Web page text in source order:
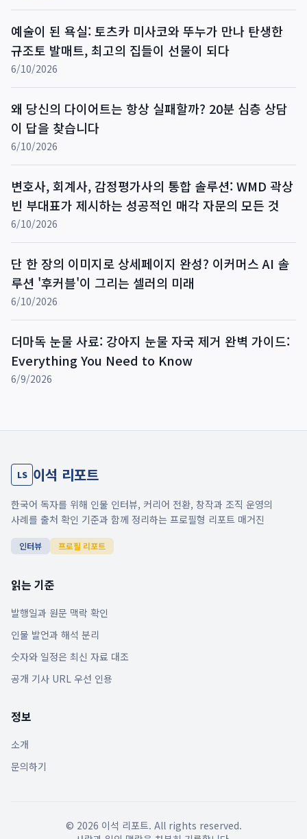
예술이 된 욕실: 토츠카 미사코와 뚜누가 만나 탄생한
규조토 발매트, 최고의 집들이 선물이 되다
6/10/2026
왜 당신의 다이어트는 항상 실패할까? 20분 심층 상담
이 답을 찾습니다
6/10/2026
변호사, 회계사, 감정평가사의 통합 솔루션: WMD 곽상
빈 부대표가 제시하는 성공적인 매각 자문의 모든 것
6/10/2026
단 한 장의 이미지로 상세페이지 완성? 이커머스 AI 솔
루션 '후커블'이 그리는 셀러의 미래
6/10/2026
더마독 눈물 사료: 강아지 눈물 자국 제거 완벽 가이드:
Everything You Need to Know
6/9/2026
LS 이석 리포트
한국어 독자를 위해 인물 인터뷰, 커리어 전환, 창작과 조직 운영의
사례를 출처 확인 기준과 함께 정리하는 프로필형 리포트 매거진
인터뷰 프로필 리포트
읽는 기준
발행일과 원문 맥락 확인
인물 발언과 해석 분리
숫자와 일정은 최신 자료 대조
공개 기사 URL 우선 인용
정보
소개
문의하기
© 2026 이석 리포트. All rights reserved.